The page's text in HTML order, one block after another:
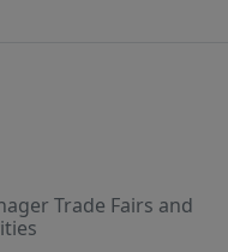
Trade Fairs and